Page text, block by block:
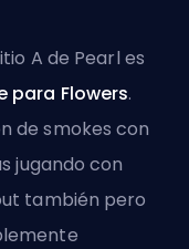
A de Pearl es
para Flowers.
de smokes con
jugando con
también pero